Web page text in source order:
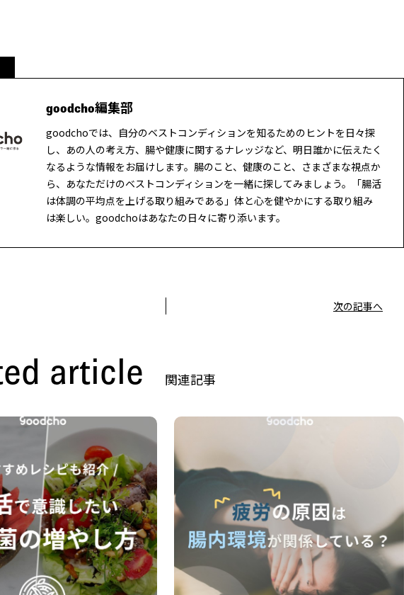
goodcho編集部
goodchoでは、自分のベストコンディションを知るためのヒントを日々探
し、あの人の考え方、腸や健康に関するナレッジなど、明日誰かに伝えたく
なるような情報をお届けします。腸のこと、健康のこと、さまざまな視点か
ら、あなただけのベストコンディションを一緒に探してみましょう。「腸活
は体調の平均点を上げる取り組みである」体と心を健やかにする取り組み
は楽しい。goodchoはあなたの日々に寄り添います。
次の記事へ
article 関連記事